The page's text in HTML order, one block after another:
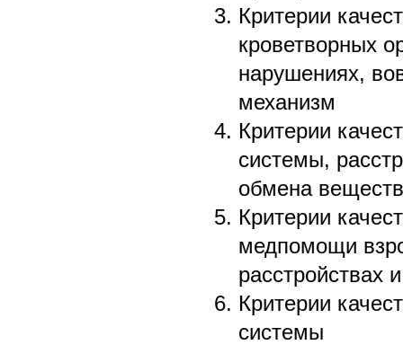
Критерии
кроветворных
нарушениях,
механизм
Критерии
системы,
обмена веществ
Критерии
медпомощи
расстройствах
Критерии
системы